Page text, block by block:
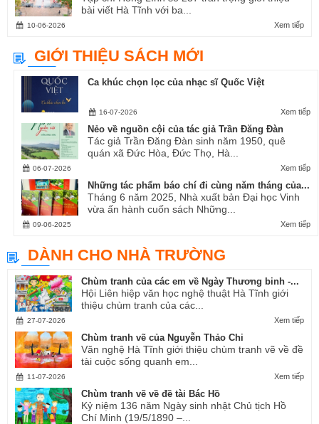
bài viết Hà Tĩnh với ba...
Xem tiếp
10-06-2026
GIỚI THIỆU SÁCH MỚI
Ca khúc chọn lọc của nhạc sĩ Quốc Việt
Xem tiếp
16-07-2026
Nẻo về nguồn cội của tác giả Trần Đăng Đàn
Tác giả Trần Đăng Đàn sinh năm 1950, quê
quán xã Đức Hòa, Đức Thọ, Hà...
Xem tiếp
06-07-2026
Những tác phẩm báo chí đi cùng năm tháng của...
Tháng 6 năm 2025, Nhà xuất bản Đại học Vinh
vừa ấn hành cuốn sách Những...
Xem tiếp
09-06-2025
DÀNH CHO NHÀ TRƯỜNG
Chùm tranh của các em về Ngày Thương binh -...
Hội Liên hiệp văn học nghệ thuật Hà Tĩnh giới
thiệu chùm tranh của các...
Xem tiếp
27-07-2026
Chùm tranh vẽ của Nguyễn Thảo Chi
Văn nghệ Hà Tĩnh giới thiệu chùm tranh vẽ về đề
tài cuộc sống quanh em...
Xem tiếp
11-07-2026
Chùm tranh vẽ về đề tài Bác Hồ
Kỷ niệm 136 năm Ngày sinh nhật Chủ tịch Hồ
Chí Minh (19/5/1890 –...